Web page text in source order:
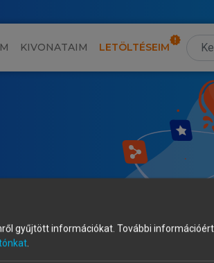
KIVONATAIM LETÖLTÉSEIM
gyűjtött információkat. További
.